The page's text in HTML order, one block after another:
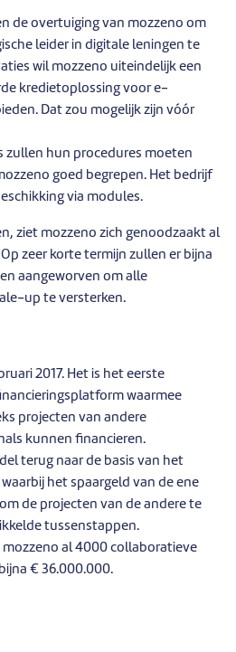
de overtuiging van mozzeno om
leider in digitale leningen te
wil mozzeno uiteindelijk een
kredietoplossing voor e-
Dat zou mogelijk zijn vóór
zullen hun procedures moeten
goed begrepen. Het bedrijf
via modules.
ziet mozzeno zich genoodzaakt al
zeer korte termijn zullen er bijna
aangeworven om alle
up te versterken.
2017. Het is het eerste
waarmee
projecten van andere
kunnen financieren.
terug naar de basis van het
het spaargeld van de ene
de projecten van de andere te
tussenstappen.
mozzeno al 4000 collaboratieve
€ 36.000.000.